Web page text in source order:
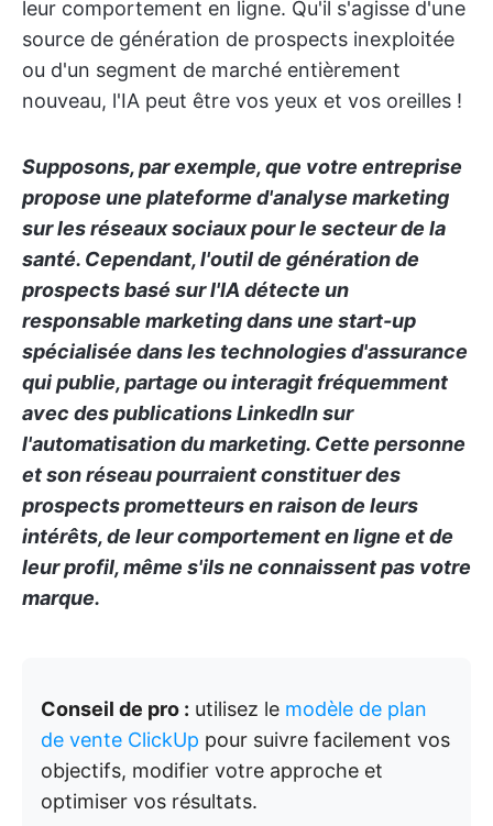
leur comportement en ligne. Qu'il s'agisse d'une
source de génération de prospects inexploitée
ou d'un segment de marché entièrement
nouveau, l'IA peut être vos yeux et vos oreilles !
Supposons, par exemple, que votre entreprise
propose une plateforme d'analyse marketing
sur les réseaux sociaux pour le secteur de la
santé. Cependant, l'outil de génération de
prospects basé sur l'IA détecte un
responsable marketing dans une start-up
spécialisée dans les technologies d'assurance
qui publie, partage ou interagit fréquemment
avec des publications LinkedIn sur
l'automatisation du marketing. Cette personne
et son réseau pourraient constituer des
prospects prometteurs en raison de leurs
intérêts, de leur comportement en ligne et de
leur profil, même s'ils ne connaissent pas votre
marque.
Conseil de pro : utilisez le modèle de plan
de vente ClickUp pour suivre facilement vos
objectifs, modifier votre approche et
optimiser vos résultats.